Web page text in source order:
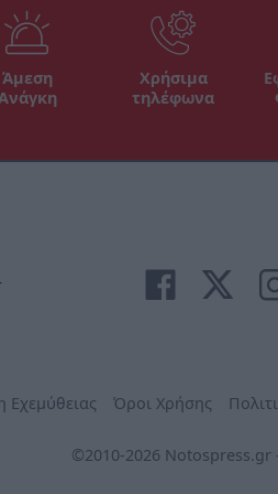
Άμεση
Χρήσιμα
τηλέφωνα
Εχεμύθειας Όροι Χρήσης
©2010-2026